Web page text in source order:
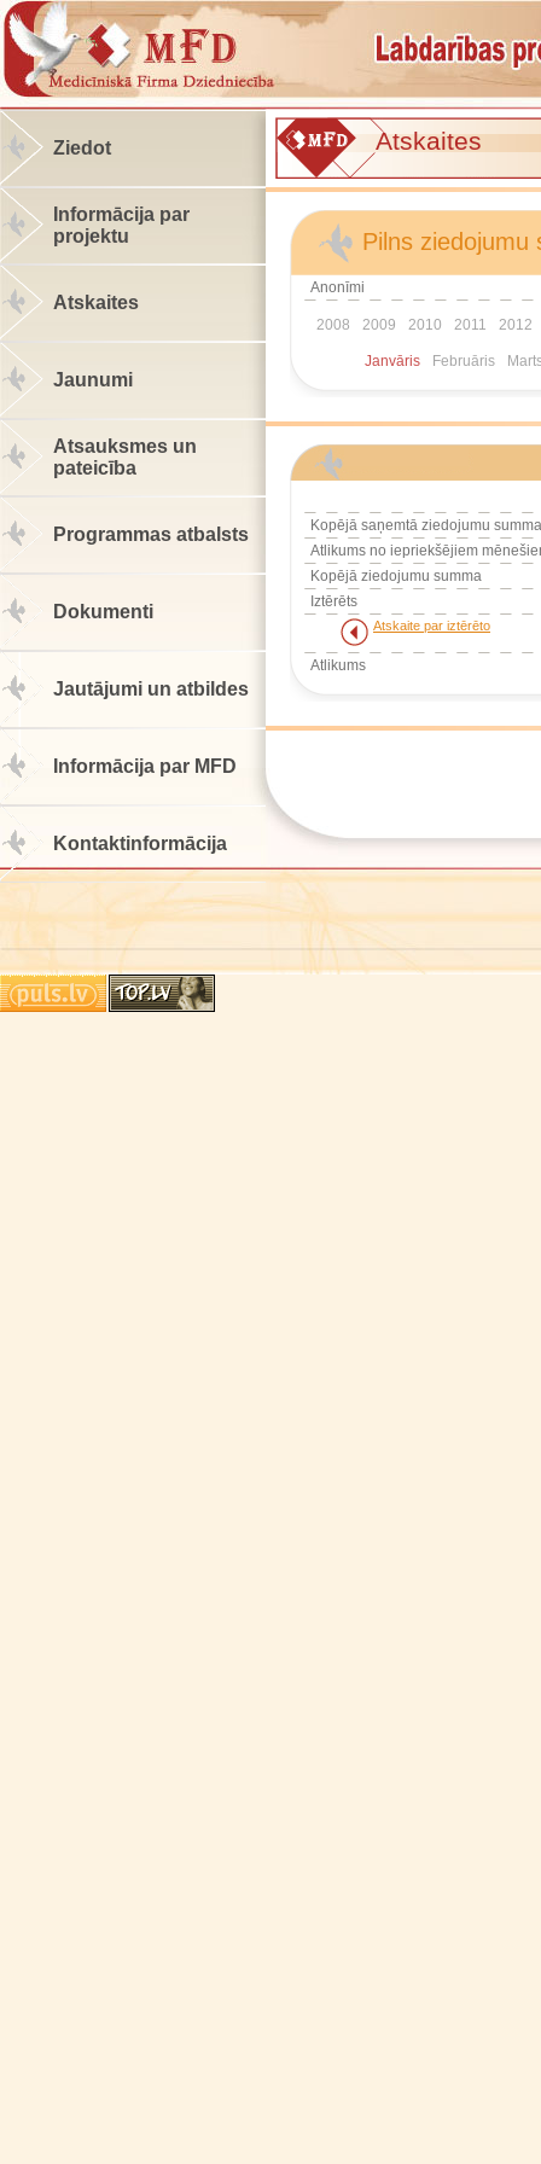
Ziedot
Informācija par
projektu
Atskaites
Jaunumi
Atsauksmes un
pateicība
Programmas atbalsts
Dokumenti
Jautājumi un atbildes
Informācija par MFD
Kontaktinformācija
Atskaites
Pilns ziedojumu
Anonīmi
2008 2009 2010 2011 2012
Janvāris Februāris
Kopējā saņemtā ziedojumu
Atlikums no iepriekšējiem
Kopējā ziedojumu summa
Iztērēts
Atskaite par iztērēto
Atlikums